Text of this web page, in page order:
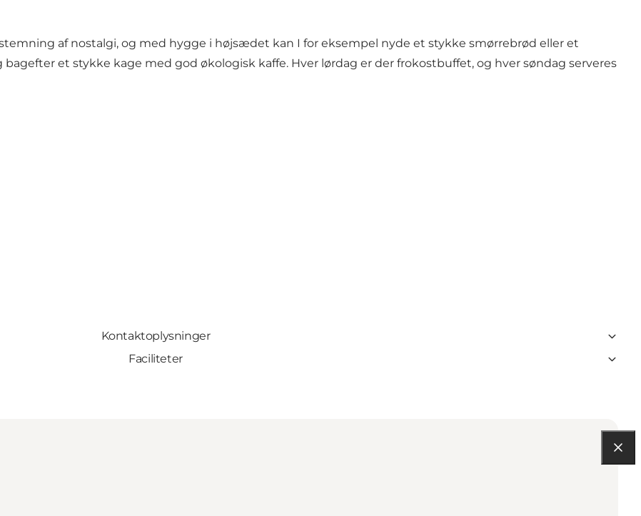
af nostalgi, og med hygge i højsædet kan I for eksempel nyde et stykke smørrebrød eller et
et stykke kage med god økologisk kaffe. Hver lørdag er der frokostbuffet, og hver søndag serveres
Kontaktoplysninger
Faciliteter